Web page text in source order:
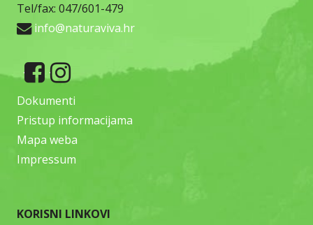
Tel/fax: 047/601-479
info@naturaviva.hr
Dokumenti
Pristup informacijama
Mapa weba
Impressum
KORISNI LINKOVI